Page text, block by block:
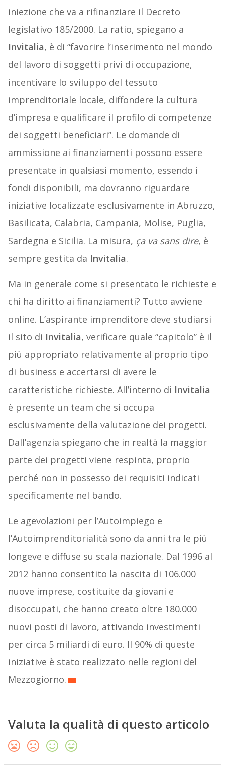
iniezione che va a rifinanziare il Decreto
legislativo 185/2000. La ratio, spiegano a
Invitalia, è di “favorire l’inserimento nel mondo
del lavoro di soggetti privi di occupazione,
incentivare lo sviluppo del tessuto
imprenditoriale locale, diffondere la cultura
d’impresa e qualificare il profilo di competenze
dei soggetti beneficiari”. Le domande di
ammissione ai finanziamenti possono essere
presentate in qualsiasi momento, essendo i
fondi disponibili, ma dovranno riguardare
iniziative localizzate esclusivamente in Abruzzo,
Basilicata, Calabria, Campania, Molise, Puglia,
Sardegna e Sicilia. La misura, ça va sans dire, è
sempre gestita da Invitalia.
Ma in generale come si presentato le richieste e
chi ha diritto ai finanziamenti? Tutto avviene
online. L’aspirante imprenditore deve studiarsi
il sito di Invitalia, verificare quale “capitolo” è il
più appropriato relativamente al proprio tipo
di business e accertarsi di avere le
caratteristiche richieste. All’interno di Invitalia
è presente un team che si occupa
esclusivamente della valutazione dei progetti.
Dall’agenzia spiegano che in realtà la maggior
parte dei progetti viene respinta, proprio
perché non in possesso dei requisiti indicati
specificamente nel bando.
Le agevolazioni per l’Autoimpiego e
l’Autoimprenditorialità sono da anni tra le più
longeve e diffuse su scala nazionale. Dal 1996 al
2012 hanno consentito la nascita di 106.000
nuove imprese, costituite da giovani e
disoccupati, che hanno creato oltre 180.000
nuovi posti di lavoro, attivando investimenti
per circa 5 miliardi di euro. Il 90% di queste
iniziative è stato realizzato nelle regioni del
Mezzogiorno.
Valuta la qualità di questo articolo